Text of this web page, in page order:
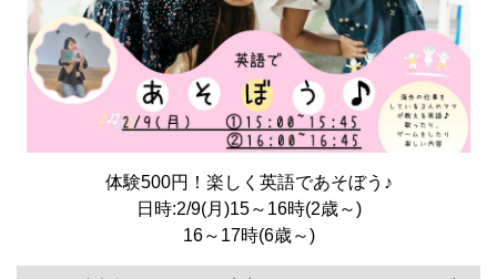
体験500円！楽しく英語であそぼう♪
日時:2/9(月)15～16時(2歳～)
16～17時(6歳～)